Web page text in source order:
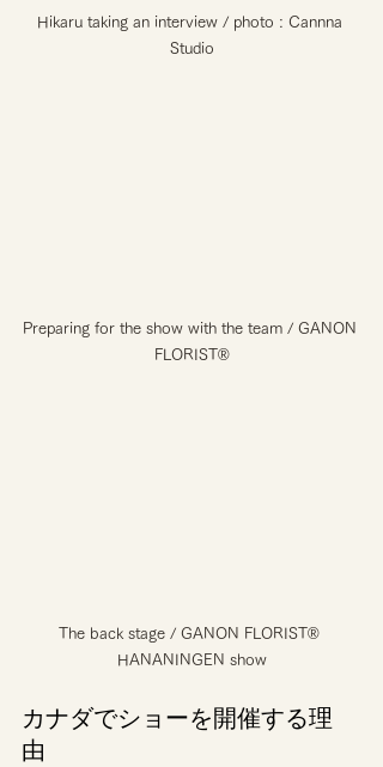
Hikaru taking an interview / photo : Cannna
Studio
Preparing for the show with the team / GANON
FLORIST®
The back stage / GANON FLORIST®
HANANINGEN show
カナダでショーを開催する理
由